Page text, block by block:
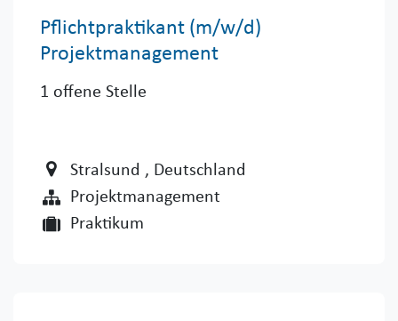
Pflichtpraktikant (m/w/d)
Projektmanagement
1 offene Stelle
Stralsund , Deutschland
Projektmanagement
Praktikum